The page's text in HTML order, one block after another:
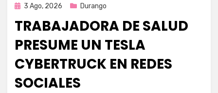
Publicada
3 Ago, 2026 Durango
TRABAJADORA DE SALUD
PRESUME UN TESLA
CYBERTRUCK EN REDES
SOCIALES